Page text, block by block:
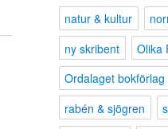
natur & kultur
ny skribent
Olika
Ordalaget bokförlag
rabén & sjögren